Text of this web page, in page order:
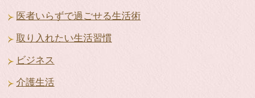
医者いらずで過ごせる生活術
取り入れたい生活習慣
ビジネス
介護生活